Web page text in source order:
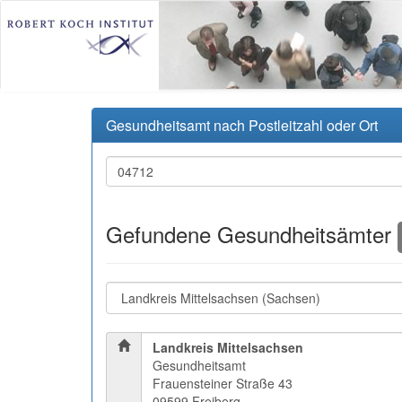
Gesundheitsamt nach Postleitzahl oder Ort
Gefundene Gesundheitsämter
Landkreis Mittelsachsen
Gesundheitsamt
Frauensteiner Straße 43